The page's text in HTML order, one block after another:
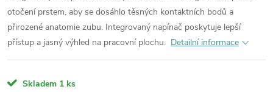
otočení prstem, aby se dosáhlo těsných kontaktních bodů a
přirozené anatomie zubu. Integrovaný napínač poskytuje lepší
přístup a jasný výhled na pracovní plochu. Detailní informace
Skladem 1 ks